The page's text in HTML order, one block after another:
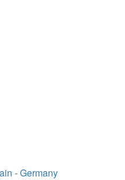
- Germany